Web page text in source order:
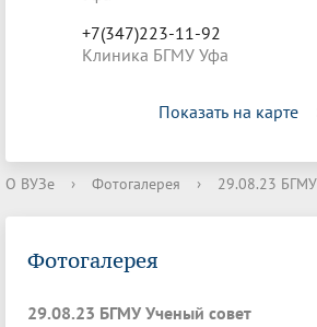
+7(347)223-11-92
Клиника БГМУ Уфа
Показать на карте
О ВУЗе › Фотогалерея › 29.08.23
Фотогалерея
29.08.23 БГМУ Ученый совет